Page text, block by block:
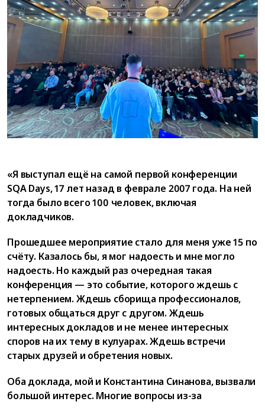
«Я выступал ещё на самой первой конференции
SQA Days, 17 лет назад в феврале 2007 года. На ней
тогда было всего 100 человек, включая
докладчиков.
Прошедшее мероприятие стало для меня уже 15 по
счёту. Казалось бы, я мог надоесть и мне могло
надоесть. Но каждый раз очередная такая
конференция — это событие, которого ждешь с
нетерпением. Ждешь сборища профессионалов,
готовых общаться друг с другом. Ждешь
интересных докладов и не менее интересных
споров на их тему в кулуарах. Ждешь встречи
старых друзей и обретения новых.
Оба доклада, мой и Константина Синанова, вызвали
большой интерес. Многие вопросы из-за